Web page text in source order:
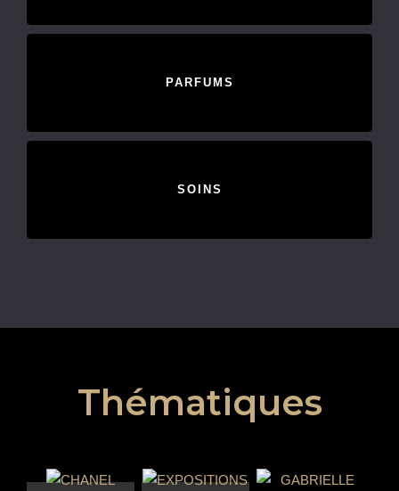
PARFUMS
SOINS
Thématiques